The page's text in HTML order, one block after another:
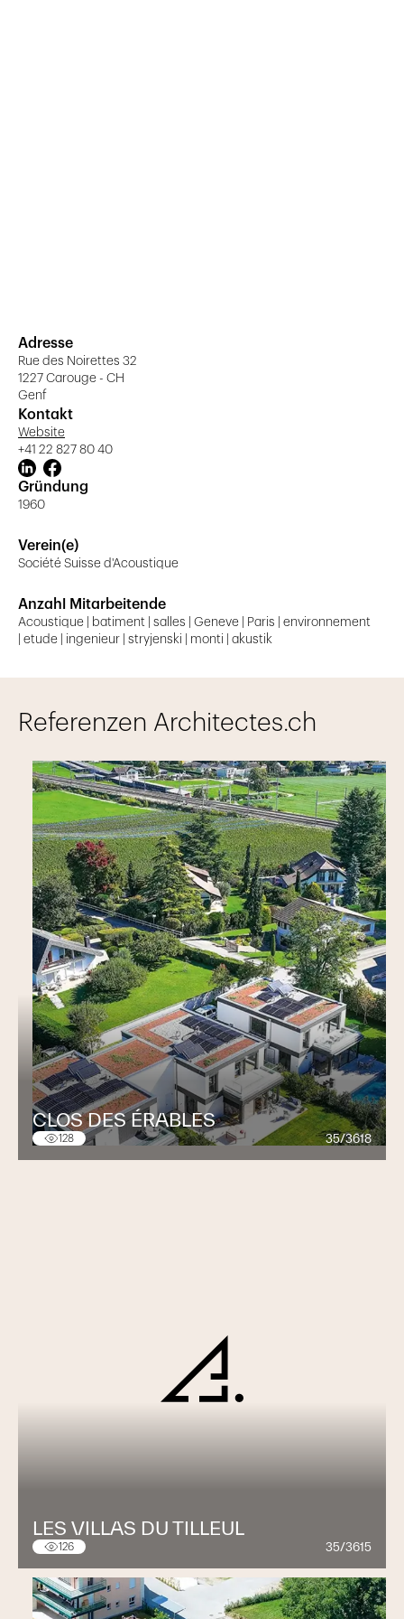
Adresse
Rue des Noirettes 32
1227 Carouge - CH
Genf
Kontakt
Website
+41 22 827 80 40
Gründung
1960
Verein(e)
Société Suisse d'Acoustique
Anzahl Mitarbeitende
Acoustique | batiment | salles | Geneve | Paris | environnement
| etude | ingenieur | stryjenski | monti | akustik
Referenzen Architectes.ch
CLOS DES ÉRABLES
128 35/3618
LES VILLAS DU TILLEUL
126 35/3615